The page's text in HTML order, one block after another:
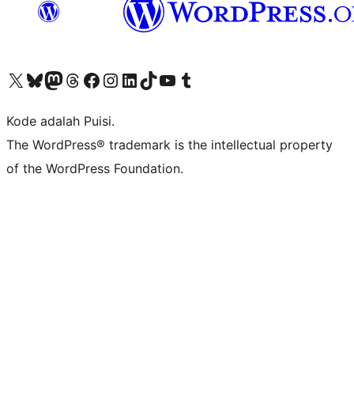
Kunjungi akun X (sebelumnya Twitter) kamiVisit our Bluesky account
Kunjungi akun Mastodon kami
Visit our Threads account
Kunjungi halaman Facebook kamiKunjungi akun Instagram kamiKunjungi akun LinkedIn kami
Visit our TikTok account
Kunjungi channel YouTube kamiVisit our Tumblr account
Kode adalah Puisi.
The WordPress® trademark is the intellectual property
of the WordPress Foundation.